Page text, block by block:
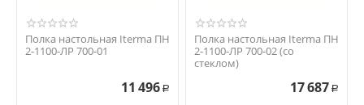
Полка настольная Iterma ПН
2-1100-ЛР 700-01
11 496 Р
Полка настольная Iterma ПН
2-1100-ЛР 700-02 (со
стеклом)
17 687 Р